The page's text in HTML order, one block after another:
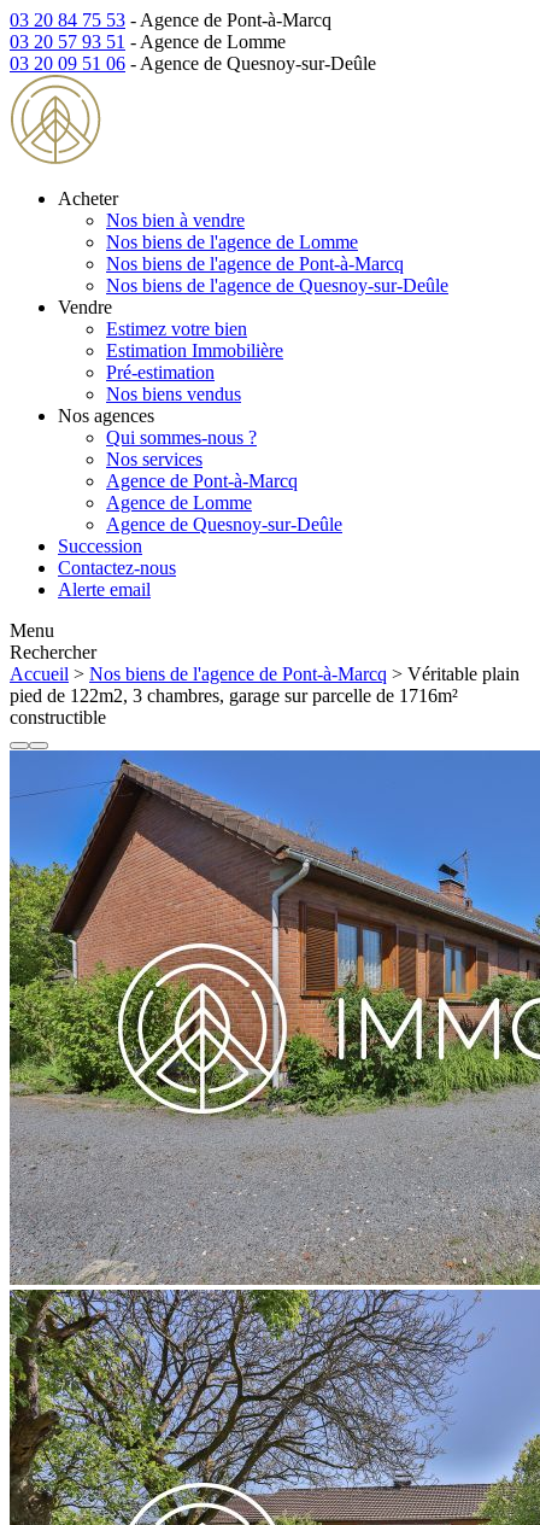
03 20 84 75 53 - Agence de Pont-à-Marcq
03 20 57 93 51 - Agence de Lomme
03 20 09 51 06 - Agence de Quesnoy-sur-Deûle
Acheter
Nos bien à vendre
Nos biens de l'agence de Lomme
Nos biens de l'agence de Pont-à-Marcq
Nos biens de l'agence de Quesnoy-sur-Deûle
Vendre
Estimez votre bien
Estimation Immobilière
Pré-estimation
Nos biens vendus
Nos agences
Qui sommes-nous ?
Nos services
Agence de Pont-à-Marcq
Agence de Lomme
Agence de Quesnoy-sur-Deûle
Succession
Contactez-nous
Alerte email
Menu
Rechercher
Accueil > Nos biens de l'agence de Pont-à-Marcq > Véritable plain
pied de 122m2, 3 chambres, garage sur parcelle de 1716m²
constructible